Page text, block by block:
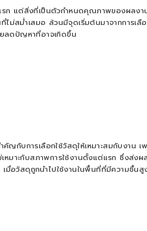
แต่สิ่งที่เป็นตัวกำหนดคุณภาพของผลงา
ม่สม่ำเสมอ ล้วนมีจุดเริ่มต้นมาจากการเ
ลดปัญหาที่อาจเกิดขึ้น
กับการเลือกใช้วัสดุให้เหมาะสมกับงาน
หมาะกับสภาพการใช้งานตั้งแต่แรก ซึ่งส่
อวัสดุถูกนำไปใช้งานในพื้นที่ที่มีความชื้น